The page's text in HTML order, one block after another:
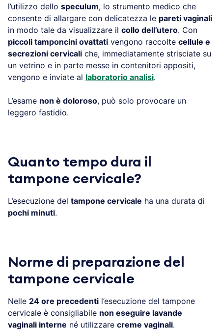
l’utilizzo dello speculum, lo strumento medico che
consente di allargare con delicatezza le pareti vaginali
in modo tale da visualizzare il collo dell’utero. Con
piccoli tamponcini ovattati vengono raccolte cellule e
secrezioni cervicali che, immediatamente strisciate su
un vetrino e in parte messe in contenitori appositi,
vengono e inviate al laboratorio analisi.
L’esame non è doloroso, può solo provocare un
leggero fastidio.
Quanto tempo dura il
tampone cervicale?
L’esecuzione del tampone cervicale ha una durata di
pochi minuti.
Norme di preparazione del
tampone cervicale
Nelle 24 ore precedenti l’esecuzione del tampone
cervicale è consigliabile non eseguire lavande
vaginali interne né utilizzare creme vaginali.